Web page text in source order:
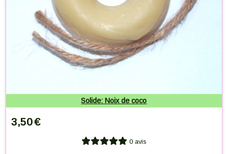
Solide: Noix de coco
3,50€
0 avis